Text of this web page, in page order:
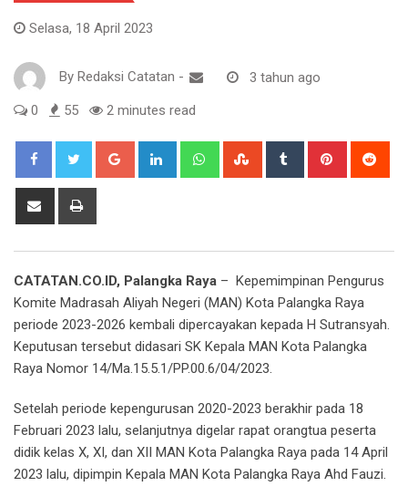
Selasa, 18 April 2023
By Redaksi Catatan - 3 tahun ago
0 55 2 minutes read
Google+ LinkedIn WhatsappStumbleUpon
Tumblr Pinterest
Share
CATATAN.CO.ID, Palangka Raya – Kepemimpinan Pengurus
Komite Madrasah Aliyah Negeri (MAN) Kota Palangka Raya
periode 2023-2026 kembali dipercayakan kepada H Sutransyah.
Keputusan tersebut didasari SK Kepala MAN Kota Palangka
Raya Nomor 14/Ma.15.5.1/PP.00.6/04/2023.
Setelah periode kepengurusan 2020-2023 berakhir pada 18
Februari 2023 lalu, selanjutnya digelar rapat orangtua peserta
didik kelas X, XI, dan XII MAN Kota Palangka Raya pada 14 April
2023 lalu, dipimpin Kepala MAN Kota Palangka Raya Ahd Fauzi.